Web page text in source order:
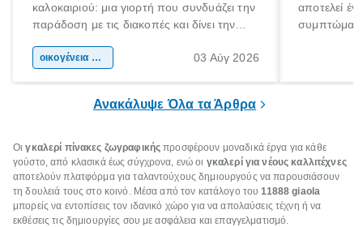
καλοκαιριού: μια γιορτή που συνδυάζει την
παράδοση με τις διακοπές και δίνει την
χώρας. Είτε πρόκειται για λίγες μέρες
οικογένεια & παιδί 03 Αύγ 2026
αποτελεί
Ανακάλυψε Όλα τα Άρθρα
Οιγκαλερί πίνακες ζωγραφικής προσφέρουν μοναδικά έργα για κάθε
γούστο, από κλασικά έως σύγχρονα, ενώ οι γκαλερί για νέους καλλιτέχνες
αποτελούν πλατφόρμα για ταλαντούχους δημιουργούς να παρουσιάσουν
τη δουλειά τους στο κοινό. Μέσα από τον κατάλογο του11888 giaola
μπορείς να εντοπίσεις τον ιδανικό χώρο για να απολαύσεις τέχνη ή να
εκθέσεις τις δημιουργίες σου με ασφάλεια και επαγγελματισμό.